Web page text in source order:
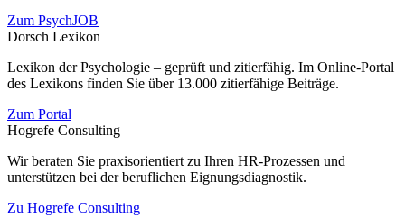
Zum PsychJOB
Dorsch Lexikon
Lexikon der Psychologie – geprüft und zitierfähig. Im Online-Portal
des Lexikons finden Sie über 13.000 zitierfähige Beiträge.
Zum Portal
Hogrefe Consulting
Wir beraten Sie praxisorientiert zu Ihren HR-Prozessen und
unterstützen bei der beruflichen Eignungsdiagnostik.
Zu Hogrefe Consulting